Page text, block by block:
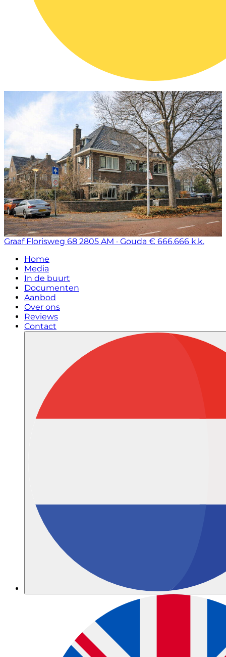
Graaf Florisweg 68 2805 AM · Gouda € 666.666 k.k.
Home
Media
In de buurt
Documenten
Aanbod
Over ons
Reviews
Contact